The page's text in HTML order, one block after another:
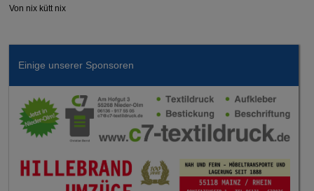
Von nix kütt nix
Einige unserer Sponsoren